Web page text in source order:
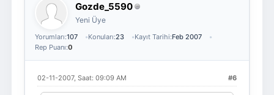
Gozde_5590
Yeni Üye
Yorumları:107 Konuları:23 Kayıt Tarihi:Feb 2007
Rep Puanı:0
#6
02-11-2007, Saat: 09:09 AM